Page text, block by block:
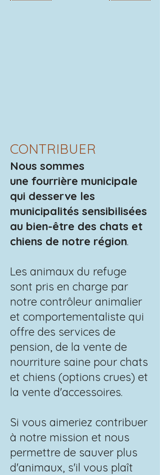
CONTRIBUER
Nous sommes
une fourrière municipale
qui desserve les
municipalités sensibilisées
au bien-être des chats et
chiens de notre région.
Les animaux du refuge
sont pris en charge par
notre contrôleur animalier
et comportementaliste qui
offre des services de
pension, de la vente de
nourriture saine pour chats
et chiens (options crues) et
la vente d'accessoires.
Si vous aimeriez contribuer
à notre mission et nous
permettre de sauver plus
d'animaux, s'il vous plaît